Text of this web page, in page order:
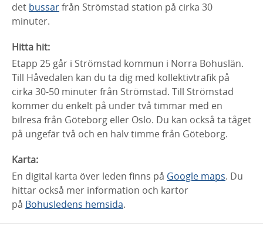
det bussarfrån Strömstad station på cirka 30
minuter.
Hitta hit:
Etapp 25 går i Strömstad kommun i Norra Bohuslän.
Till Håvedalen kan du ta dig med kollektivtrafik på
cirka 30-50 minuter från Strömstad. Till Strömstad
kommer du enkelt på under två timmar med en
bilresa från Göteborg eller Oslo. Du kan också ta tåget
på ungefär två och en halv timme från Göteborg.
Karta:
En digital karta över leden finns på Google maps. Du
hittar också mer information och kartor
på Bohusledens hemsida.